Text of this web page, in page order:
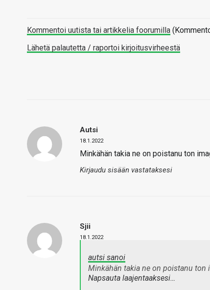
Kommentoi uutista tai artikkelia foorumilla
Lähetä palautetta / raportoi kirjoitusvirheestä
Autsi
18.1.2022
Minkähän takia ne on poistanu ton
Kirjaudu sisään vastataksesi
Sjii
18.1.2022
autsi sanoi
Minkähän takia ne on poistanu ton
Napsauta laajentaaksesi…